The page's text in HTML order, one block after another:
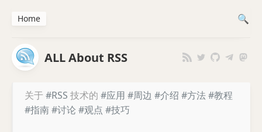
ALL About RSS
关于 #RSS 技术的 #应用 #周边 #介绍 #方法#教程
#指南#讨论 #观点 #技巧
Home